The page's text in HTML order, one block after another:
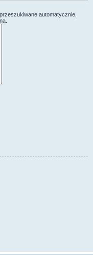
automatycznie,